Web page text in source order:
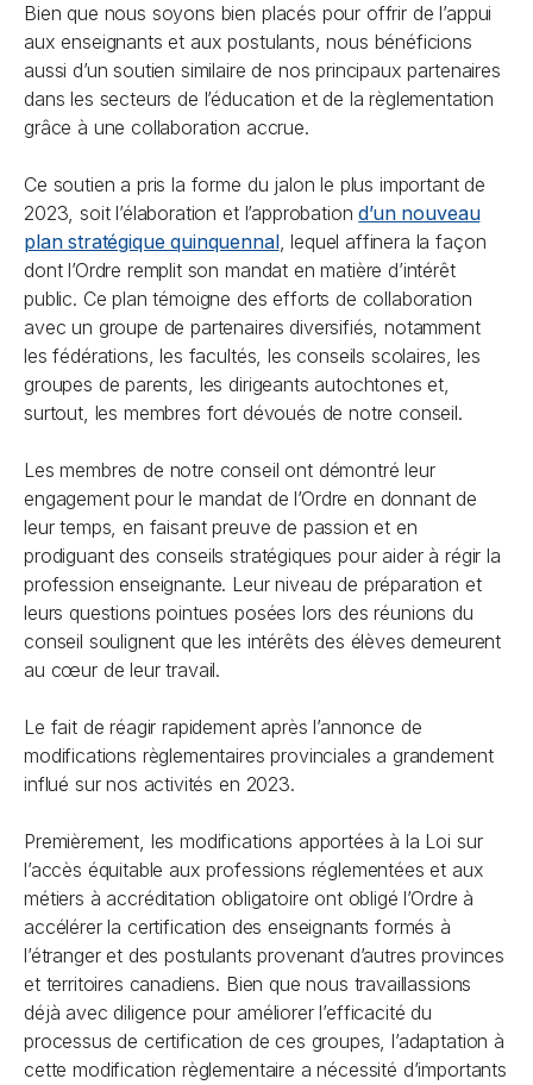
Bien que nous soyons bien placés pour offrir de l’appui
aux enseignants et aux postulants, nous bénéficions
aussi d’un soutien similaire de nos principaux partenaires
dans les secteurs de l’éducation et de la règlementation
grâce à une collaboration accrue.
Ce soutien a pris la forme du jalon le plus important de
2023, soit l’élaboration et l’approbation d’un nouveau
plan stratégique quinquennal, lequel affinera la façon
dont l’Ordre remplit son mandat en matière d’intérêt
public. Ce plan témoigne des efforts de collaboration
avec un groupe de partenaires diversifiés, notamment
les fédérations, les facultés, les conseils scolaires, les
groupes de parents, les dirigeants autochtones et,
surtout, les membres fort dévoués de notre conseil.
Les membres de notre conseil ont démontré leur
engagement pour le mandat de l’Ordre en donnant de
leur temps, en faisant preuve de passion et en
prodiguant des conseils stratégiques pour aider à régir la
profession enseignante. Leur niveau de préparation et
leurs questions pointues posées lors des réunions du
conseil soulignent que les intérêts des élèves demeurent
au cœur de leur travail.
Le fait de réagir rapidement après l’annonce de
modifications règlementaires provinciales a grandement
influé sur nos activités en 2023.
Premièrement, les modifications apportées à la Loi sur
l’accès équitable aux professions réglementées et aux
métiers à accréditation obligatoire ont obligé l’Ordre à
accélérer la certification des enseignants formés à
l’étranger et des postulants provenant d’autres provinces
et territoires canadiens. Bien que nous travaillassions
déjà avec diligence pour améliorer l’efficacité du
processus de certification de ces groupes, l’adaptation à
cette modification règlementaire a nécessité d’importants